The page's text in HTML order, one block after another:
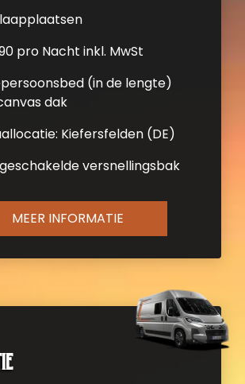
pro Nacht inkl. MwSt
(in de lengte)
dak
Kiefersfelden (DE)
versnellingsbak
MEER INFORMATIE